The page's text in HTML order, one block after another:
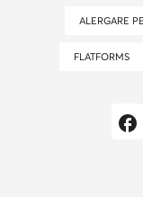
ALERGARE
FLATFORMS